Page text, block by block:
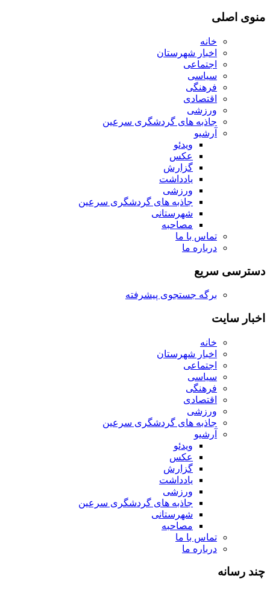
منوی اصلی
خانه
اخبار شهرستان
اجتماعی
سیاسی
فرهنگی
اقتصادی
ورزشی
جاذبه های گردشگری سرعین
آرشیو
ویدئو
عکس
گزارش
یادداشت
ورزشی
جاذبه های گردشگری سرعین
شهرستانی
مصاحبه
تماس با ما
درباره ما
دسترسی سریع
برگه جستجوی پیشرفته
اخبار سایت
خانه
اخبار شهرستان
اجتماعی
سیاسی
فرهنگی
اقتصادی
ورزشی
جاذبه های گردشگری سرعین
آرشیو
ویدئو
عکس
گزارش
یادداشت
ورزشی
جاذبه های گردشگری سرعین
شهرستانی
مصاحبه
تماس با ما
درباره ما
چند رسانه